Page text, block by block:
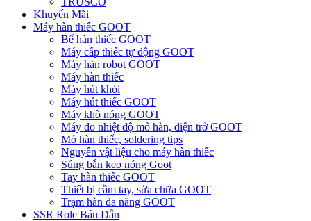
Khuyến Mãi
Máy hàn thiếc GOOT
Bể hàn thiếc GOOT
Máy cấp thiếc tự động GOOT
Máy hàn robot GOOT
Máy hàn thiếc
Máy hút khói
Máy hút thiếc GOOT
Máy khò nóng GOOT
Máy đo nhiệt độ mỏ hàn, điện trở GOOT
Mỏ hàn thiếc, soldering tips
Nguyên vật liệu cho máy hàn thiếc
Súng bắn keo nóng Goot
Tay hàn thiếc GOOT
Thiết bị cầm tay, sửa chữa GOOT
Trạm hàn đa năng GOOT
SSR Role Bán Dẫn